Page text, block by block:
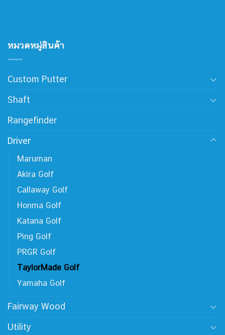
หมวดหมู่สินค้า
Custom Putter
Shaft
Rangefinder
Driver
Maruman
Akira Golf
Callaway Golf
Honma Golf
Katana Golf
Ping Golf
PRGR Golf
TaylorMade Golf
Yamaha Golf
Fairway Wood
Utility